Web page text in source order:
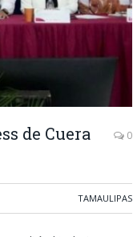
de Cuera
0
TAMAULIPAS